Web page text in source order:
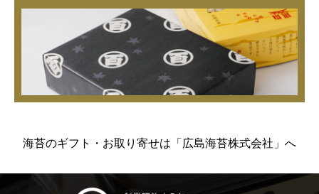
海苔のギフト・お取り寄せは「広島海苔株式会社」へ